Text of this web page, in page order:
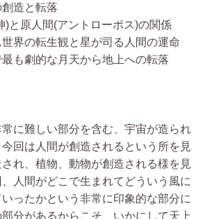
造と転落
)と原人間(アントローポス)の関係
界の転生観と星が司る人間の運命
も劇的な月天から地上への転落
に難しい部分を含む、宇宙が造られ
回は人間が創造されるという所を見
れ、植物、動物が創造される様を見
人間がどこで生まれてどういう風に
ったかという非常に印象的な部分に
分があるからこそ、いかにして天上